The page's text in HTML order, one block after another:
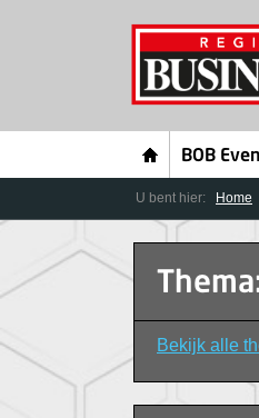
BOB
U bent hier: Home
Bekijk alle